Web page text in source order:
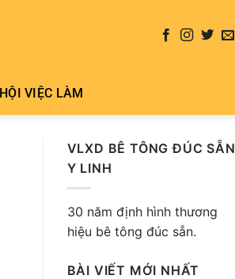
VIỆC LÀM
VLXD BÊ TÔNG ĐÚC SẴN
Y LINH
30 năm định hình thương
hiệu bê tông đúc sẵn.
BÀI VIẾT MỚI NHẤT